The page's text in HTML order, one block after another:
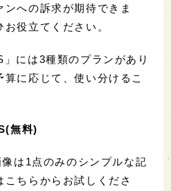
への訴求が期待できま
役立てください。
には3種類のプランがあり
に応じて、使い分けるこ
無料)
は1点のみのシンプルな記
ちらからお試しくださ